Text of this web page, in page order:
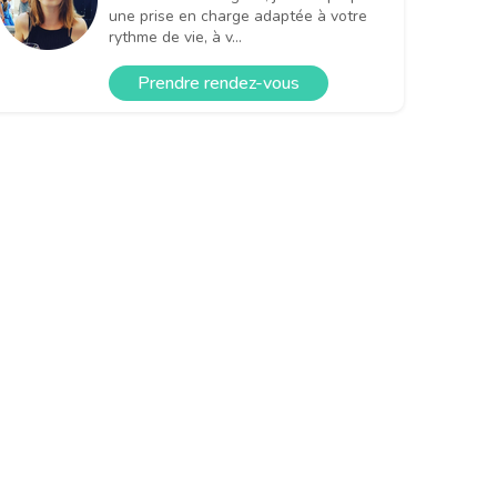
une prise en charge adaptée à votre
rythme de vie, à v...
Prendre rendez-vous